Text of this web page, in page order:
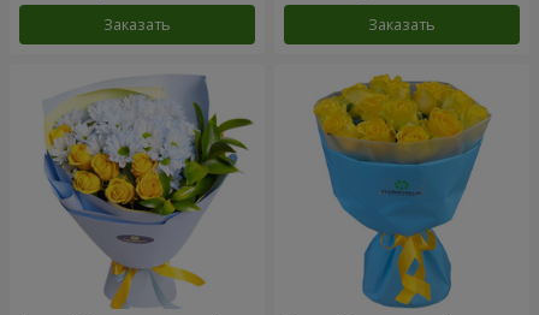
Заказать Заказать